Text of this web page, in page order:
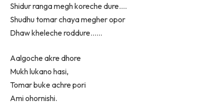
Shidur ranga megh koreche dure….
Shudhu tomar chaya megher opor
Dhaw kheleche roddure……
Aalgoche akre dhore
Mukh lukano hasi,
Tomar buke achre pori
Ami ohornishi.